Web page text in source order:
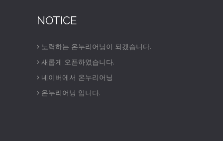
NOTICE
노력하는 온누리어닝이 되겠습니다.
새롭게 오픈하였습니다.
네이버에서 온누리어닝
온누리어닝 입니다.